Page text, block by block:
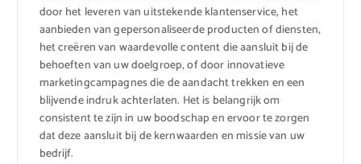
door het leveren van uitstekende klantenservice, het
aanbieden van gepersonaliseerde producten of diensten,
het creëren van waardevolle content die aansluit bij de
behoeften van uw doelgroep, of door innovatieve
marketingcampagnes die de aandacht trekken en een
blijvende indruk achterlaten. Het is belangrijk om
consistent te zijn in uw boodschap en ervoor te zorgen
dat deze aansluit bij de kernwaarden en missie van uw
bedrijf.